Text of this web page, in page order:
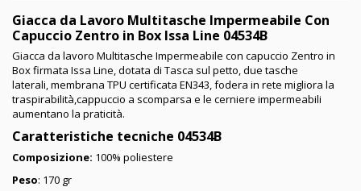
Giacca da Lavoro Multitasche Impermeabile Con
Capuccio Zentro in Box Issa Line 04534B
Giacca da lavoro Multitasche Impermeabile con capuccio Zentro in
Box firmata Issa Line, dotata di Tasca sul petto, due tasche
laterali,membrana TPU certificata EN343, fodera in rete migliora la
traspirabilità,cappuccio a scomparsa e le cerniere impermeabili
aumentano la praticità.
Caratteristiche tecniche 04534B
Composizione: 100% poliestere
Peso: 170 gr